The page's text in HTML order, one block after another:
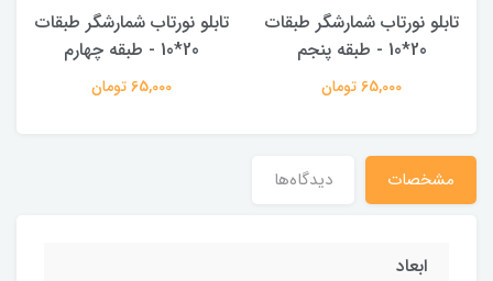
تابلو نورتاب شمارشگر طبقات
20*10 - طبقه پنجم
65,000 تومان
تابلو نورتاب شمارشگر طبقات
20*10 - طبقه چهارم
65,000 تومان
مشخصات دیدگاه‌ها
ابعاد